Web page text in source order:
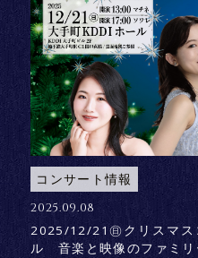
コンサート情報
2025.09.08
2025/12/21㊐クリスマス
ル 音楽と映像のファミ